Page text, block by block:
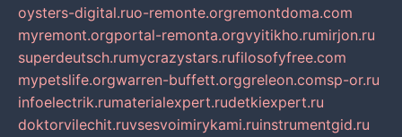
oysters-digital.ruo-remonte.orgremontdoma.com
myremont.orgportal-remonta.orgvyitikho.rumirjon.ru
superdeutsch.rumycrazystars.rufilosofyfree.com
mypetslife.orgwarren-buffett.orggreleon.comsp-or.ru
infoelectrik.rumaterialexpert.rudetkiexpert.ru
doktorvilechit.ruvsesvoimirykami.ruinstrumentgid.ru